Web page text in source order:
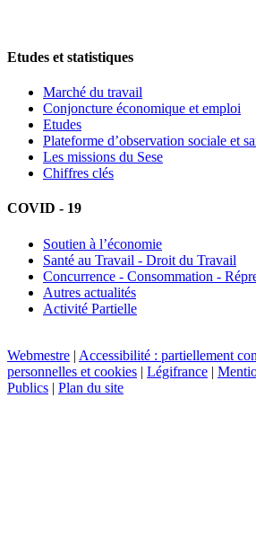
Etudes et statistiques
Marché du travail
Conjoncture économique et emploi
Etudes
Plateforme d’observation sociale et
Les missions du Sese
Chiffres clés
COVID - 19
Soutien à l’économie
Santé au Travail - Droit du Travail
Concurrence - Consommation -
Autres actualités
Activité Partielle
Webmestre | Accessibilité : partiellement
personnelles et cookies | Légifrance |
Publics | Plan du site